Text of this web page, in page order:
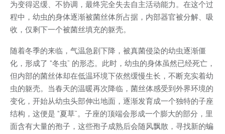
为变得迟缓、不协调，最终完全失去自主活动能力。在这个过
程中，幼虫的身体逐渐被菌丝体所占据，内部器官被分解、吸
收，仅剩下一个被菌丝填充的躯壳。
随着冬季的来临，气温急剧下降，被真菌侵染的幼虫逐渐僵
化，形成了 “冬虫” 的形态。此时，幼虫的身体虽然已经死亡，
但内部的菌丝体却在低温环境下依然缓慢生长，不断充实着幼
虫的躯壳。当春天的温暖再次降临，菌丝体感受到外界环境的
变化，开始从幼虫头部伸出地面，逐渐发育成一个独特的子座
结构，这便是 “夏草”。子座的顶端会形成一个膨大的部分，里
面含有大量的孢子，这些孢子成熟后会随风飘散，寻找新的蝙